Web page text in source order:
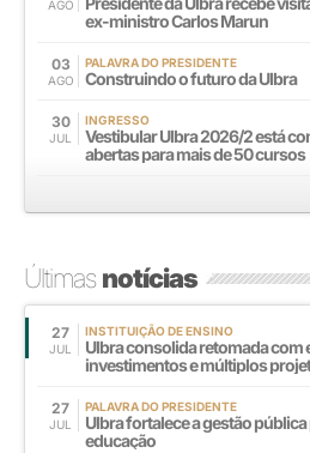
AGO
ex-ministro Carlos Marun
03
AGO
PALAVRA DO PRESIDENTE
Construindo o futuro da Ulbra
30
JUL
INGRESSO
Vestibular Ulbra 2026/2 está
abertas para mais de 50 cursos
Últimasnotícias
27
JUL
INSTITUIÇÃO DE ENSINO
Ulbra consolida retomada com
investimentos e múltiplos
27
JUL
PALAVRA DO PRESIDENTE
Ulbra fortalece a gestão
educação